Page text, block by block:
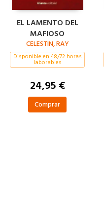
EL LAMENTO DEL
MAFIOSO
CELESTIN, RAY
Disponible en 48/72 horas
laborables
24,95 €
Comprar